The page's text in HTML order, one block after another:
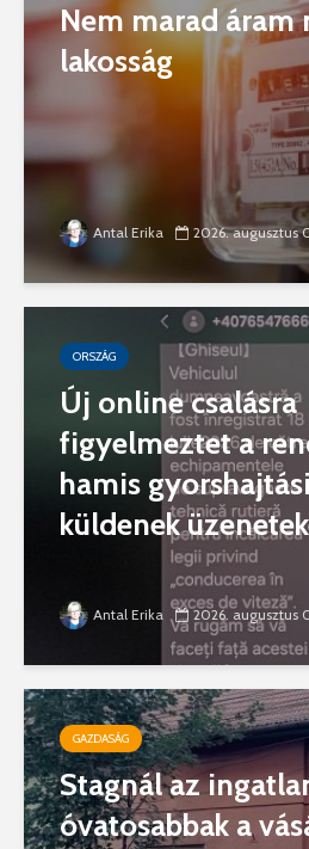
Nem marad áram
lakosság
Antal Erika 2026. augusztus
ORSZÁG
Új online csalásra
figyelmeztet a
hamis
küldenek
Antal Erika 2026. augusztus
GAZDASÁG
Stagnál az
óvatosabbak a